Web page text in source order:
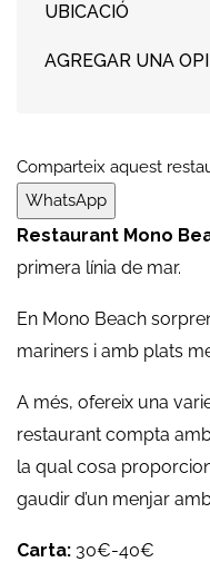
UBICACIÓ
AGREGAR UNA
Comparteix aquest
WhatsApp
Restaurant Mono
primera línia de mar.
En Mono Beach
mariners i amb plats
A més, ofereix una
restaurant compta
la qual cosa
gaudir d’un menjar
Carta: 30€-40€